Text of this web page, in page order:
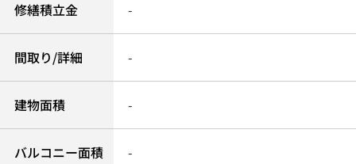
修繕積立金 -
間取り/詳細 -
建物面積 -
バルコニー面積 -